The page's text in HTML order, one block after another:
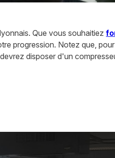
Que vous souhaitiez
progression. Notez que, pour
disposer d'un